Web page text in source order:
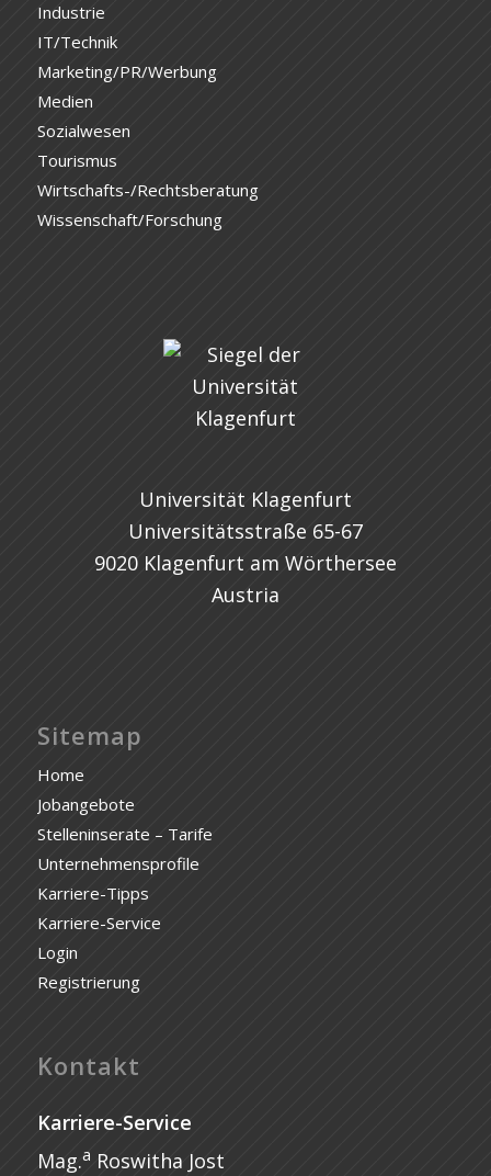
Industrie
IT/Technik
Marketing/PR/Werbung
Medien
Sozialwesen
Tourismus
Wirtschafts-/Rechtsberatung
Wissenschaft/Forschung
Universität Klagenfurt
Universitätsstraße 65-67
9020 Klagenfurt am Wörthersee
Austria
Sitemap
Home
Jobangebote
Stelleninserate – Tarife
Unternehmensprofile
Karriere-Tipps
Karriere-Service
Login
Registrierung
Kontakt
Karriere-Service
Mag.a Roswitha Jost